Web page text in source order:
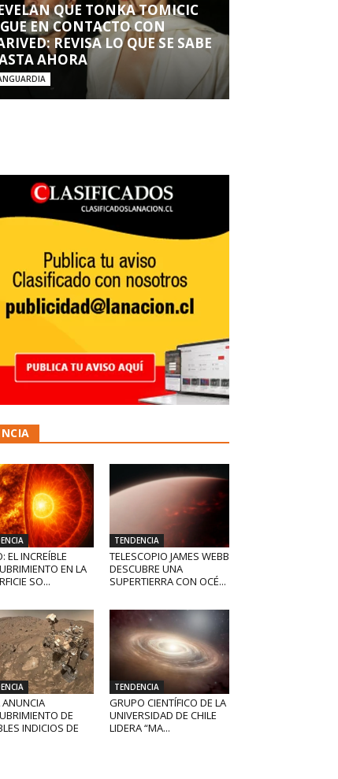
QUE TONKA TOMICIC
EN CONTACTO CON
REVISA LO QUE SE SABE
AHORA
EL INCREÍBLE
EN LA
SO...
TENDENCIA
TELESCOPIO JAMES WEBB
DESCUBRE UNA
SUPERTIERRA CON OCÉ...
DE
INDICIOS DE
TENDENCIA
GRUPO CIENTÍFICO DE LA
UNIVERSIDAD DE CHILE
LIDERA “MA...